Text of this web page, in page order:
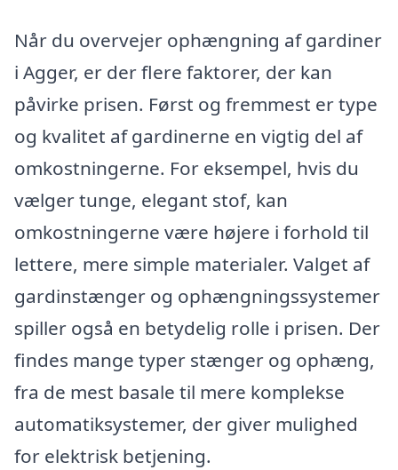
Når du overvejer ophængning af gardiner
i Agger, er der flere faktorer, der kan
påvirke prisen. Først og fremmest er type
og kvalitet af gardinerne en vigtig del af
omkostningerne. For eksempel, hvis du
vælger tunge, elegant stof, kan
omkostningerne være højere i forhold til
lettere, mere simple materialer. Valget af
gardinstænger og ophængningssystemer
spiller også en betydelig rolle i prisen. Der
findes mange typer stænger og ophæng,
fra de mest basale til mere komplekse
automatiksystemer, der giver mulighed
for elektrisk betjening.